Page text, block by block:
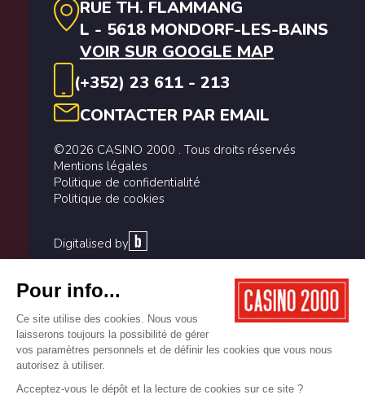
RUE TH. FLAMMANG
L - 5618 MONDORF-LES-BAINS
VOIR SUR GOOGLE MAP
(+352) 23 611 - 213
CONTACTER PAR EMAIL
©2026 CASINO 2000 . Tous droits réservés
Mentions légales
Politique de confidentialité
Politique de cookies
Digitalised by